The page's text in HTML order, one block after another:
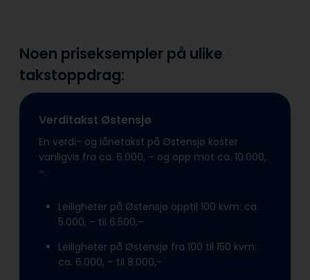
Noen priseksempler på ulike
takstoppdrag:
Verditakst Østensjø
En verdi- og lånetakst på Østensjø koster
vanligvis fra ca. 6.000, – og opp mot ca. 10.000,
-.
Leiligheter på Østensjø opptil 100 kvm: ca.
5.000, – til 6.500,-
Leiligheter på Østensjø fra 100 til 150 kvm:
ca. 6.000, – til 8.000,-